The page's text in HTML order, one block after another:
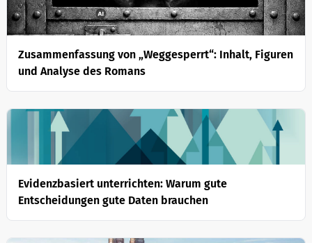
Zusammenfassung von „Weggesperrt“: Inhalt, Figuren
und Analyse des Romans
Evidenzbasiert unterrichten: Warum gute
Entscheidungen gute Daten brauchen